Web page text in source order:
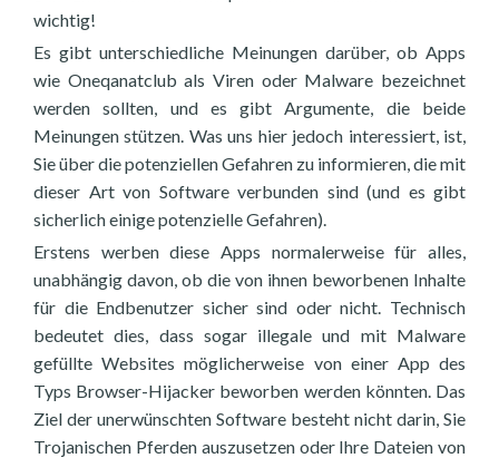
wichtig!
Es gibt unterschiedliche Meinungen darüber, ob Apps
wie Oneqanatclub als Viren oder Malware bezeichnet
werden sollten, und es gibt Argumente, die beide
Meinungen stützen. Was uns hier jedoch interessiert, ist,
Sie über die potenziellen Gefahren zu informieren, die mit
dieser Art von Software verbunden sind (und es gibt
sicherlich einige potenzielle Gefahren).
Erstens werben diese Apps normalerweise für alles,
unabhängig davon, ob die von ihnen beworbenen Inhalte
für die Endbenutzer sicher sind oder nicht. Technisch
bedeutet dies, dass sogar illegale und mit Malware
gefüllte Websites möglicherweise von einer App des
Typs Browser-Hijacker beworben werden könnten. Das
Ziel der unerwünschten Software besteht nicht darin, Sie
Trojanischen Pferden auszusetzen oder Ihre Dateien von